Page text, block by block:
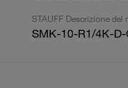
STAUFF Descrizione del
SMK-10-R1/4K-D-